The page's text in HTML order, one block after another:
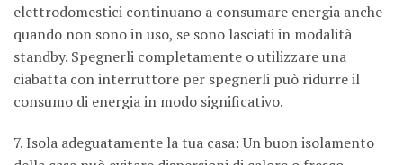
elettrodomestici continuano a consumare energia anche
quando non sono in uso, se sono lasciati in modalità
standby. Spegnerli completamente o utilizzare una
ciabatta con interruttore per spegnerli può ridurre il
consumo di energia in modo significativo.
7. Isola adeguatamente la tua casa: Un buon isolamento